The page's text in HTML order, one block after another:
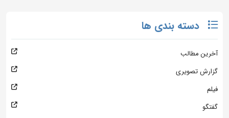
دسته بندی ها
آخرین مطالب
گزارش تصویری
فیلم
گفتگو